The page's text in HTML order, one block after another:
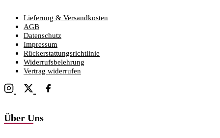
Lieferung & Versandkosten
AGB
Datenschutz
Impressum
Rückerstattungsrichtlinie
Widerrufsbelehrung
Vertrag widerrufen
Über Uns